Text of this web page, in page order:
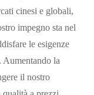
cinesi e globali,
impegno sta nel
le esigenze
la
il nostro